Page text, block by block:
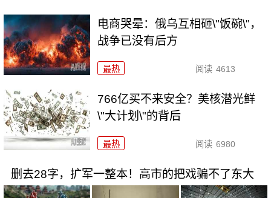
电商哭晕：俄乌互相砸\"饭碗\"，
战争已没有后方
最热 阅读 4613
766亿买不来安全？美核潜光鲜
\"大计划\"的背后
最热 阅读 6980
删去28字，扩军一整本！高市的把戏骗不了东大